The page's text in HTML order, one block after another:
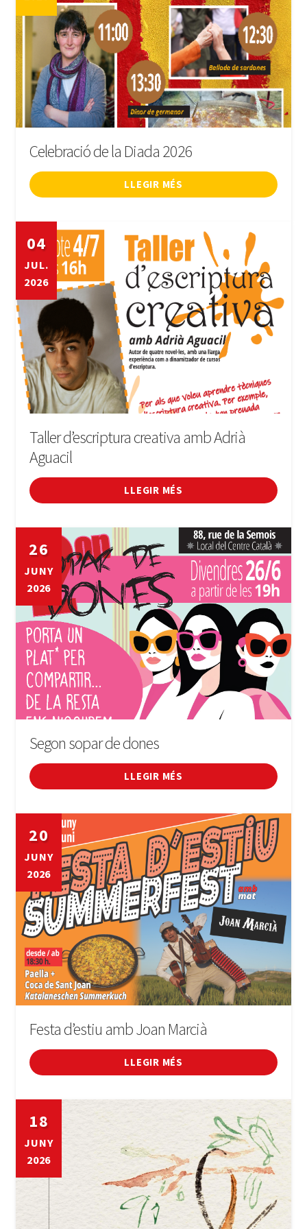
Celebració de la Diada 2026
LLEGIR MÉS
04
JUL.
2026
Taller d’escriptura creativa amb Adrià
Aguacil
LLEGIR MÉS
26
JUNY
2026
Segon sopar de dones
LLEGIR MÉS
20
JUNY
2026
Festa d’estiu amb Joan Marcià
LLEGIR MÉS
18
JUNY
2026